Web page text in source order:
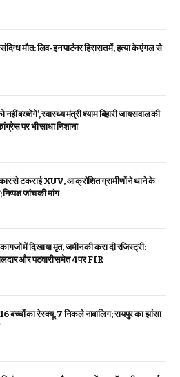
मौत: लिव-इन पार्टनर हिरासत में, हत्या के एंगल से
नहीं बख्शेंगे’, स्वास्थ्य मंत्री श्याम बिहारी जायसवाल की
पर भी साधा निशाना
से टकराई XUV, आक्रोशित ग्रामीणों ने थाने के
निष्पक्ष जांच की मांग
में दिखाया मृत, जमीन की करा दी रजिस्ट्री:
और पटवारी समेत 4 पर FIR
बच्चों का रेस्क्यू, 7 निकले नाबालिग; रायपुर का झांसा